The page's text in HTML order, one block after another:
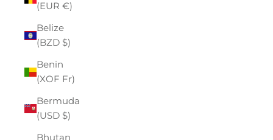
(EUR €)
Belize
(BZD $)
Benin
(XOF Fr)
Bermuda
(USD $)
Bhutan